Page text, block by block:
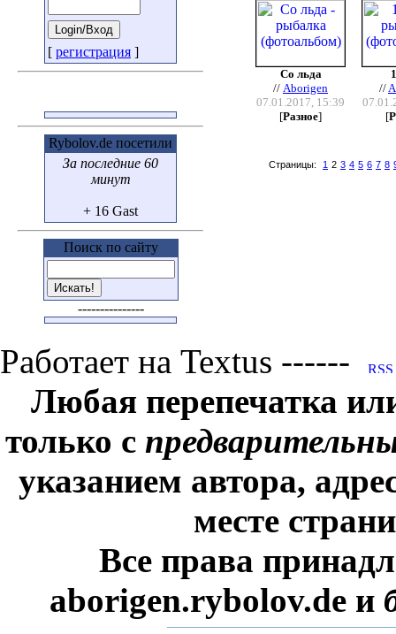
[ регистрация ]
Rybolov.de посетили
За последние 60
минут
+ 16 Gast
Поиск по сайту
---------------
Со льда
// Aborigen
07.01.2017, 15:39
[Разное]
//
[
Страницы: 1 2 3 4 5 6 7 8
Работает на Textus ------
Любая перепечатка
только с
указанием автора,
месте
Все права
aborigen.rybolov.de и